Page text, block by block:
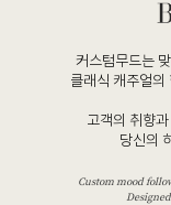
커스텀무드는
클래식 캐주얼의
고객의 취향
당신의
Custom mood